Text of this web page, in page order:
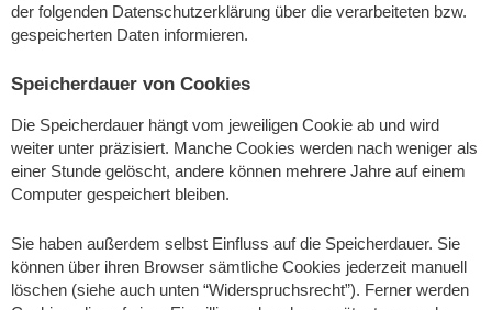
der folgenden Datenschutzerklärung über die verarbeiteten bzw.
gespeicherten Daten informieren.
Speicherdauer von Cookies
Die Speicherdauer hängt vom jeweiligen Cookie ab und wird
weiter unter präzisiert. Manche Cookies werden nach weniger als
einer Stunde gelöscht, andere können mehrere Jahre auf einem
Computer gespeichert bleiben.
Sie haben außerdem selbst Einfluss auf die Speicherdauer. Sie
können über ihren Browser sämtliche Cookies jederzeit manuell
löschen (siehe auch unten “Widerspruchsrecht”). Ferner werden